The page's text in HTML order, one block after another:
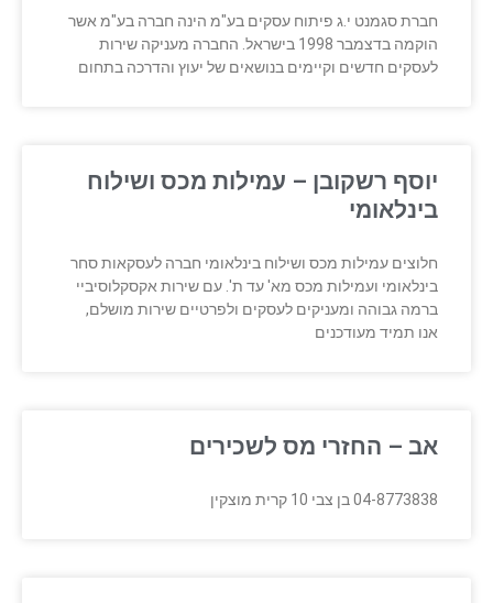
חברת סגמנט י.ג פיתוח עסקים בע"מ הינה חברה בע"מ אשר
הוקמה בדצמבר 1998 בישראל. החברה מעניקה שירות
לעסקים חדשים וקיימים בנושאים של יעוץ והדרכה בתחום
יוסף רשקובן – עמילות מכס ושילוח
בינלאומי
חלוצים עמילות מכס ושילוח בינלאומי חברה לעסקאות סחר
בינלאומי ועמילות מכס מא' עד ת'. עם שירות אקסקלוסיביי
ברמה גבוהה ומעניקים לעסקים ולפרטיים שירות מושלם,
אנו תמיד מעודכנים
אב – החזרי מס לשכירים
04-8773838 בן צבי 10 קרית מוצקין